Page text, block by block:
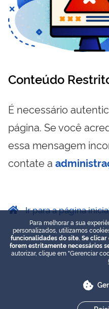
Conteúdo
É necessário
página. Se você
essa mensagem
contate a
Ir para a página
Para melhorar a sua
personalizados, utilizamos
funcionalidades do site. Se clicar
forem estritamente necessários
autorizar, clique em "Gerenciar